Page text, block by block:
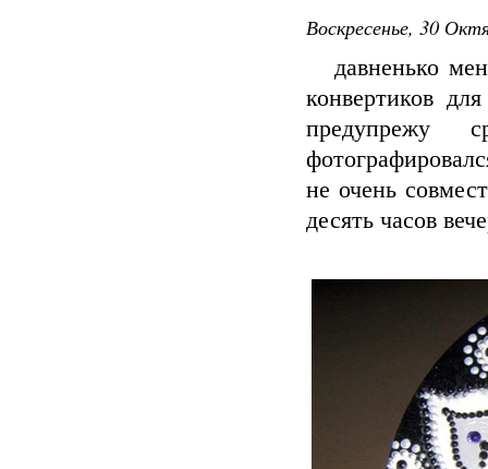
Воскресенье, 30
давненько
конвертиков
предупрежу
не очень
десять часов